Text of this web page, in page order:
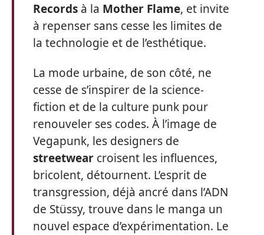
Records à la Mother Flame, et invite
à repenser sans cesse les limites de
la technologie et de l’esthétique.
La mode urbaine, de son côté, ne
cesse de s’inspirer de la science-
fiction et de la culture punk pour
renouveler ses codes. À l’image de
Vegapunk, les designers de
streetwear croisent les influences,
bricolent, détournent. L’esprit de
transgression, déjà ancré dans l’ADN
de Stüssy, trouve dans le manga un
nouvel espace d’expérimentation. Le